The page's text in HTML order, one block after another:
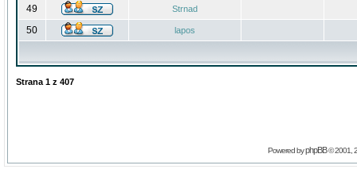
49 Strnad
50 lapos
Strana 1 z 407
Powered byphpBB© 2001,